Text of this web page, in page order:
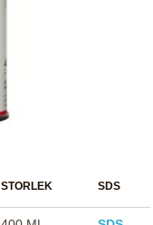
STORLEK SDS